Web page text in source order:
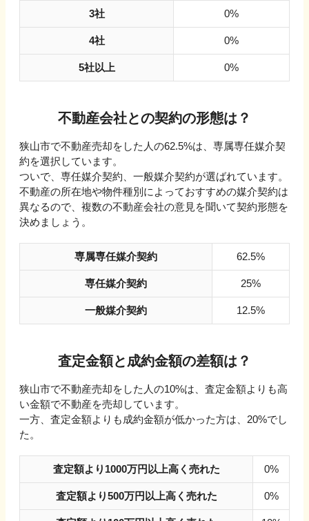
3社 0%
4社 0%
5社以上 0%
不動産会社との契約の形態は？
狭山市で不動産売却をした人の62.5%は、専属専任媒介契
約を選択しています。
ついで、専任媒介契約、一般媒介契約が選ばれています。
不動産の所在地や物件種別によっておすすめの媒介契約は
異なるので、複数の不動産会社の意見を聞いて契約形態を
決めましょう。
専属専任媒介契約 62.5%
専任媒介契約 25%
一般媒介契約 12.5%
査定金額と成約金額の差額は？
狭山市で不動産売却をした人の10%は、査定金額よりも高
い金額で不動産を売却しています。
一方、査定金額よりも成約金額が低かった方は、 20%でし
た。
査定額より1000万円以上高く売れた 0%
査定額より500万円以上高く売れた 0%